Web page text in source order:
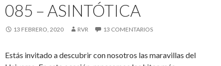
085 – ASINTÓTICA
13 FEBRERO, 2020 RVR 13 COMENTARIOS
Estás invitado a descubrir con nosotros las maravillas del